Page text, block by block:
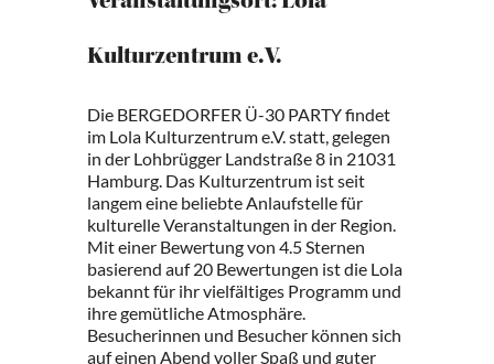
Kulturzentrum e.V.
Die BERGEDORFER Ü-30 PARTY findet
im Lola Kulturzentrum e.V. statt, gelegen
in der Lohbrügger Landstraße 8 in 21031
Hamburg. Das Kulturzentrum ist seit
langem eine beliebte Anlaufstelle für
kulturelle Veranstaltungen in der Region.
Mit einer Bewertung von 4.5 Sternen
basierend auf 20 Bewertungen ist die Lola
bekannt für ihr vielfältiges Programm und
ihre gemütliche Atmosphäre.
Besucherinnen und Besucher können sich
auf einen Abend voller Spaß und guter